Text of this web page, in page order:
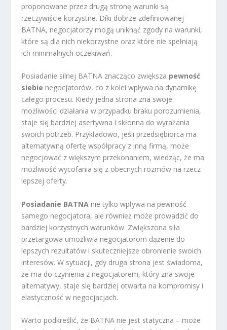
proponowane przez drugą stronę warunki są
rzeczywiście korzystne. Díki dobrze zdefiniowanej
BATNA, negocjatorzy mogą uniknąć zgody na warunki,
które są dla nich niekorzystne oraz które nie spełniają
ich minimalnych oczekiwań.
Posiadanie silnej BATNA znacząco zwiększa pewność
siebie negocjatorów, co z kolei wpływa na dynamikę
całego procesu. Kiedy jedna strona zna swoje
możliwości działania w przypadku braku porozumienia,
staje się bardziej asertywna i skłonna do wyrażania
swoich potrzeb. Przykładowo, jeśli przedsiębiorca ma
alternatywną ofertę współpracy z inną firmą, może
negocjować z większym przekonaniem, wiedząc, że ma
możliwość wycofania się z obecnych rozmów na rzecz
lepszej oferty.
Posiadanie BATNA nie tylko wpływa na pewność
samego negocjatora, ale również może prowadzić do
bardziej korzystnych warunków. Zwiększona siła
przetargowa umożliwia negocjatorom dążenie do
lepszych rezultatów i skuteczniejsze obronienie swoich
interesów. W sytuacji, gdy druga strona jest świadoma,
że ma do czynienia z negocjatorem, który zna swoje
alternatywy, staje się bardziej otwarta na kompromisy i
elastyczność w negocjacjach.
Warto podkreślić, że BATNA nie jest statyczna – może